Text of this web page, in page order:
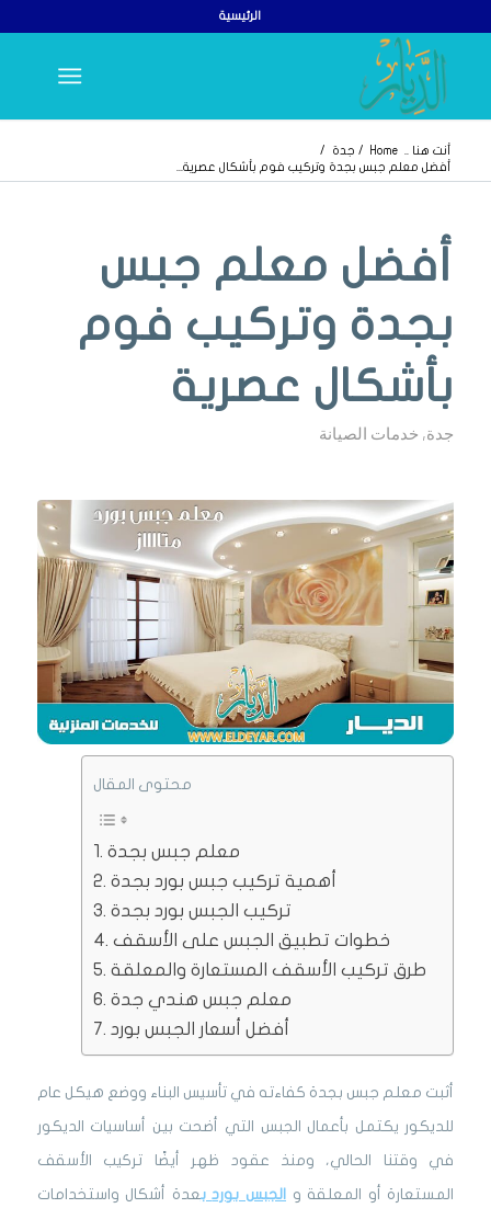
الرئيسية
أنت هنا .. Home
/ جدة
/
أفضل معلم جبس بجدة وتركيب فوم بأشكال عصرية...
أفضل معلم جبس
بجدة وتركيب فوم
بأشكال عصرية
جدة, خدمات الصيانة
محتوى المقال
معلم جبس بجدة
أهمية تركيب جبس بورد بجدة
تركيب الجبس بورد بجدة
خطوات تطبيق الجبس على الأسقف
معلم جبس هندي جدة
أفضل أسعار الجبس بورد
أثبت معلم جبس بجدة كفاءته في تأسيس البناء ووضع هيكل عام
للديكور يكتمل بأعمال الجبس التي أضحت بين أساسيات الديكور
في وقتنا الحالي، ومنذ عقود ظهر أيضًا تركيب الأسقف
المستعارة أو المعلقة و الجبس بوردبعدة أشكال واستخدامات